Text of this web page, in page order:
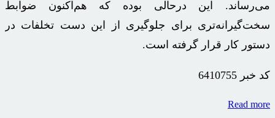
می‌رساند. این درحالی بوده که هم‌اکنون ضوابط
سخت‌گیرانه‌تری برای جلوگیری از این دست تخلفات در
دستور کار قرار گرفته است.
کد خبر 6410755
Read more